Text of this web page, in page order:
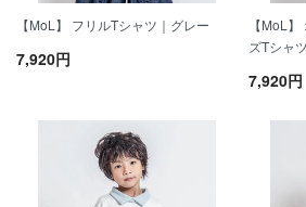
【MoL】 フリルTシャツ｜グレー
7,920円
【MoL
ズTシャ
7,920円